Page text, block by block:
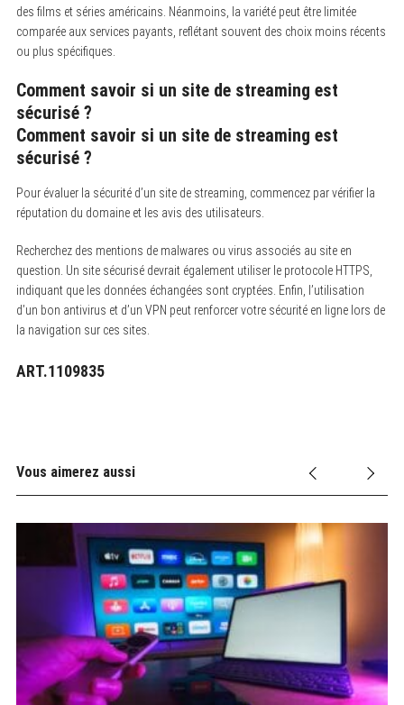
des films et séries américains. Néanmoins, la variété peut être limitée
comparée aux services payants, reflétant souvent des choix moins récents
ou plus spécifiques.
Comment savoir si un site de streaming est
sécurisé ?
Comment savoir si un site de streaming est
sécurisé ?
Pour évaluer la sécurité d’un site de streaming, commencez par vérifier la
réputation du domaine et les avis des utilisateurs.
Recherchez des mentions de malwares ou virus associés au site en
question. Un site sécurisé devrait également utiliser le protocole HTTPS,
indiquant que les données échangées sont cryptées. Enfin, l’utilisation
d’un bon antivirus et d’un VPN peut renforcer votre sécurité en ligne lors de
la navigation sur ces sites.
ART.1109835
Vous aimerez aussi